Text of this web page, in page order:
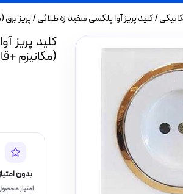
/ کلید پریز آوا پلکسی سفید زه طلائی / پریز
کلید پریز
(مکانیزم
بدون
امتیاز